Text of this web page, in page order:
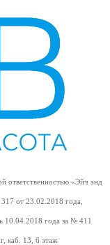
ответственностью «Эйч энд
317 от 23.02.2018 года,
10.04.2018 года за № 411
каб. 13, 6 этаж